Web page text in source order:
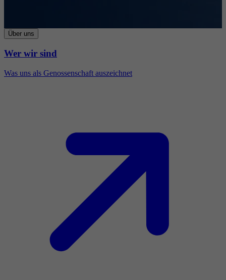
Über uns
Wer wir sind
Was uns als Genossenschaft auszeichnet